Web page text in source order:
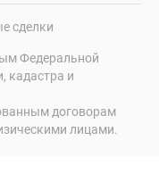
сделки
Федеральной
кадастра и
договорам
лицами.